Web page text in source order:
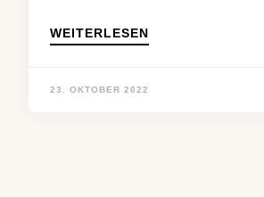
WEITERLESEN
23. OKTOBER 2022